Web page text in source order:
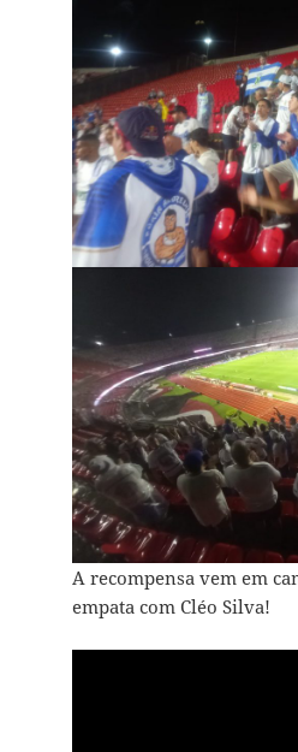
A recompensa vem em
empata com Cléo Silva!